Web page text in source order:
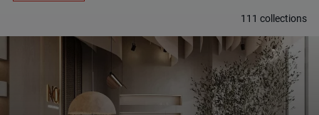
111 collections